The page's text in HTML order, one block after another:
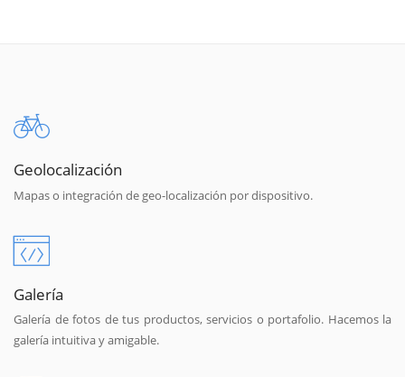
Geolocalización
Mapas o integración de geo-localización por dispositivo.
Galería
Galería de fotos de tus productos, servicios o portafolio. Hacemos la
galería intuitiva y amigable.